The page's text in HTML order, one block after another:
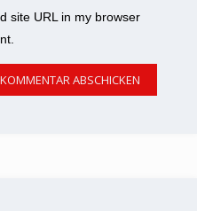
site URL in my browser